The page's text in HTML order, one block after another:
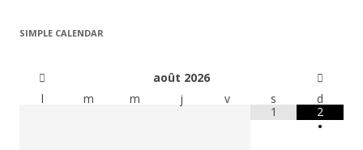
SIMPLE CALENDAR
août 2026
l
m m j v s
d
1
2
•